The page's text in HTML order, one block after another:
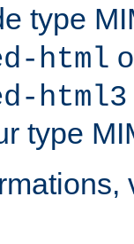
type
html
html3
type